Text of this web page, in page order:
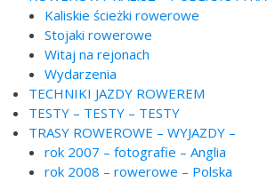
Kaliskie ścieżki rowerowe
Stojaki rowerowe
Witaj na rejonach
Wydarzenia
TECHNIKI JAZDY ROWEREM
TESTY – TESTY – TESTY
TRASY ROWEROWE – WYJAZDY –
rok 2007 – fotografie – Anglia
rok 2008 – rowerowe – Polska